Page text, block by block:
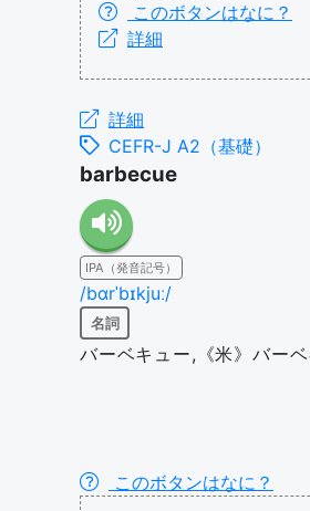
このボタンはなに？
詳細
詳細
CEFR-J A2（基礎）
barbecue
IPA（発音記号）
/bɑrˈbɪkjuː/
名詞
バーベキュー,《米》バー
このボタンはなに？